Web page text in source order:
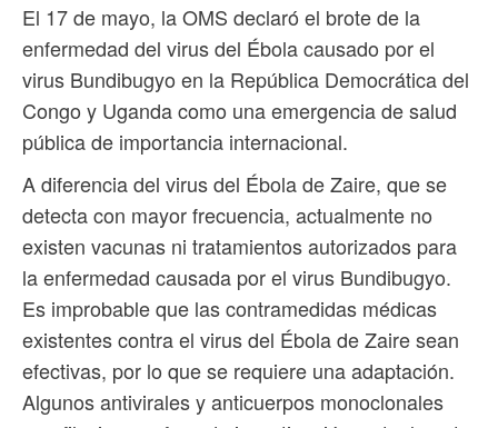
El 17 de mayo, la OMS declaró el brote de la
enfermedad del virus del Ébola causado por el
virus Bundibugyo en la República Democrática del
Congo y Uganda como una emergencia de salud
pública de importancia internacional.
A diferencia del virus del Ébola de Zaire, que se
detecta con mayor frecuencia, actualmente no
existen vacunas ni tratamientos autorizados para
la enfermedad causada por el virus Bundibugyo.
Es improbable que las contramedidas médicas
existentes contra el virus del Ébola de Zaire sean
efectivas, por lo que se requiere una adaptación.
Algunos antivirales y anticuerpos monoclonales